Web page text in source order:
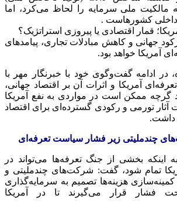
مالکیت ملی سرمایه را لحاظ می‌کرد، اما
داخلی کشورهاست .
قمار اقتصادی یا پیروزی استراتژیک؟
رکود جهانی و کاهش مبادلات تجاری، پیامدهای
آمریکا خواهد بود.
در ادامه گفت‌وگوی خود با خبرنگار مهر با
آمریکا و اثرات آن بر اقتصاد جهانی،
گرچه ممکن است در مواردی به نفع آمریکا
آثار تورمی و رکودی گسترده‌ای برای اقتصاد
داشت.
چندملیتی زیر فشار سیاست تعرفه‌ای
اینکه بخشی از جنگ تعرفه‌ها می‌تواند در
تمام شود، گفت: شرکت‌های چندملیتی و
کمینه‌سازی هزینه‌ها تصمیم به سرمایه‌گذاری
فشار قرار می‌گیرند تا در آمریکا